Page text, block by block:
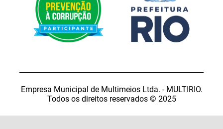
Empresa Municipal de Multimeios Ltda. - MULTIRIO.
Todos os direitos reservados © 2025